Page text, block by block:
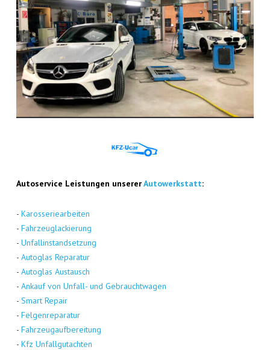
Auto­ser­vice Leis­tun­gen unse­rerAuto­werk­statt:
- Karos­se­rie­ar­bei­ten
- Fahr­zeug­la­ckie­rung
- Unfall­in­stand­set­zung
- Auto­glas Repa­ra­tur
- Auto­glas Aus­tausch
- Ankauf von Unfall- und Gebraucht­wa­gen
- Smart Repair
- Fel­gen­re­pa­ra­tur
- Fahr­zeug­auf­be­rei­tung
- Kfz Unfall­gut­ach­ten